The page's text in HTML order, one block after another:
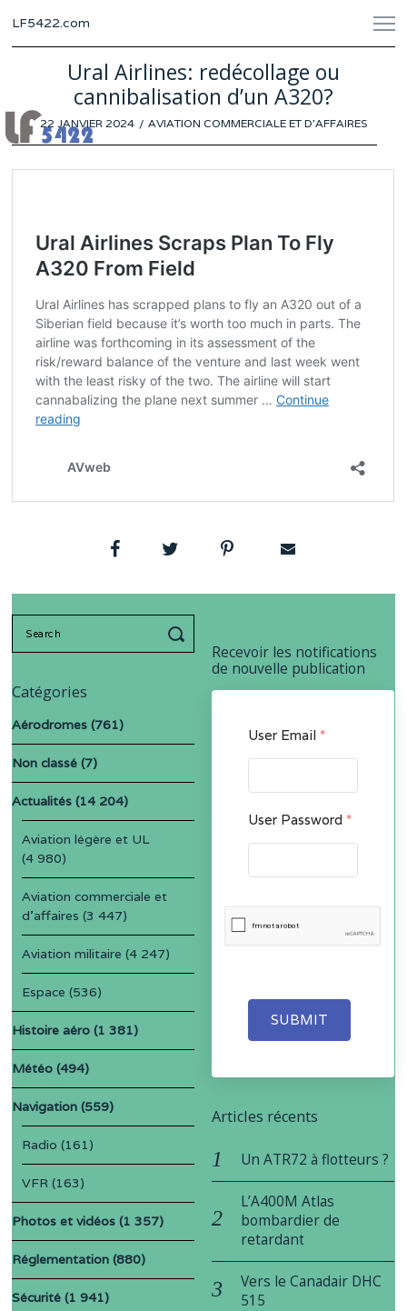
LF5422.com
Ural Airlines: redécollage ou
cannibalisation d’un A320?
POSTED
ON
22 JANVIER 2024 23AVIATION COMMERCIALE ET D'AFFAIRES
Recevoir les notifications
de nouvelle publication
User Email *
User Password *
SUBMIT
Catégories
Aérodromes (761)
Non classé (7)
Actualités (14 204)
Aviation légère et UL
(4 980)
Aviation commerciale et
d'affaires (3 447)
Aviation militaire (4 247)
Espace (536)
Histoire aéro (1 381)
Météo (494)
Navigation (559)
Radio (161)
VFR (163)
Photos et vidéos (1 357)
Réglementation (880)
Sécurité (1 941)
Articles récents
Un ATR72 à flotteurs ?
L’A400M Atlas
bombardier de
retardant
Vers le Canadair DHC
515